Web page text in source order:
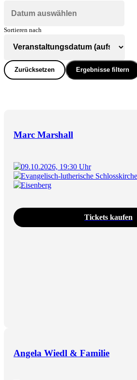
Sortieren nach
Zurücksetzen Ergebnisse filtern
Marc Marshall
09.10.2026, 19:30 Uhr
Evangelisch-lutherische
Eisenberg
Tickets kaufen
Angela Wiedl & Familie